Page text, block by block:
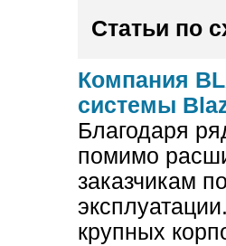
Статьи по
Компания
системы
Благодаря
помимо
заказчикам
крупных